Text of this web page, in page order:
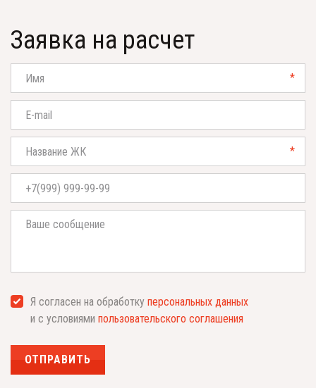
Заявка на расчет
*
*
Я согласен на обработку персональных данных
и с условиями пользовательского соглашения
ОТПРАВИТЬ